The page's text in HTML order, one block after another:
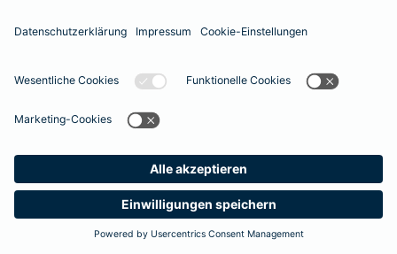
Suche Produkte
Barmenia